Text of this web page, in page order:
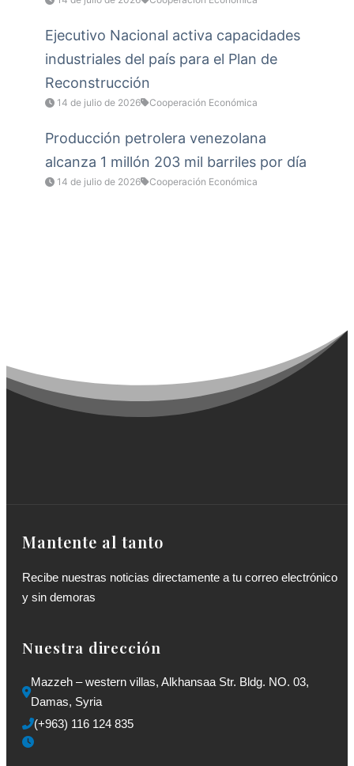
Ejecutivo Nacional activa capacidades
industriales del país para el Plan de
Reconstrucción
14 de julio de 2026 Cooperación Económica
Producción petrolera venezolana
alcanza 1 millón 203 mil barriles por día
14 de julio de 2026 Cooperación Económica
Mantente al tanto
Recibe nuestras noticias directamente a tu correo electrónico
y sin demoras
Nuestra dirección
Mazzeh – western villas, Alkhansaa Str. Bldg. NO. 03,
Damas, Syria
(+963) 116 124 835